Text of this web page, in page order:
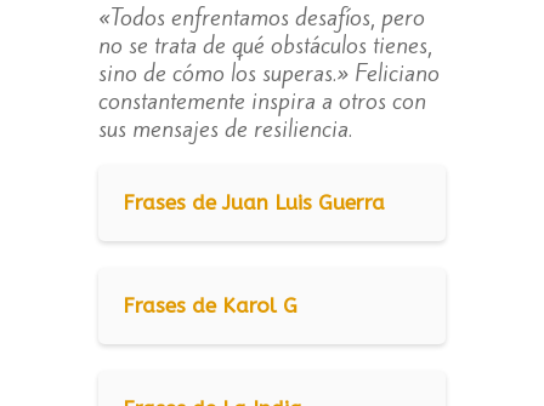
«Todos enfrentamos desafíos, pero
no se trata de qué obstáculos tienes,
sino de cómo los superas.» Feliciano
constantemente inspira a otros con
sus mensajes de resiliencia.
Frases de Juan Luis Guerra
Frases de Karol G